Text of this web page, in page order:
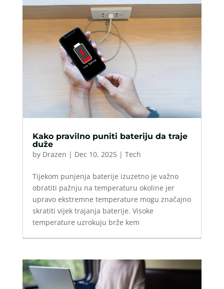
Kako pravilno puniti bateriju da traje
duže
by Drazen | Dec 10, 2025| Tech
Tijekom punjenja baterije izuzetno je važno
obratiti pažnju na temperaturu okoline jer
upravo ekstremne temperature mogu značajno
skratiti vijek trajanja baterije. Visoke
temperature uzrokuju brže kem